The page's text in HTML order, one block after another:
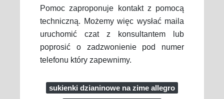
Pomoc zaproponuje kontakt z pomocą
techniczną. Możemy więc wysłać maila
uruchomić czat z konsultantem lub
poprosić o zadzwonienie pod numer
telefonu który zapewnimy.
sukienki dzianinowe na zime allegro